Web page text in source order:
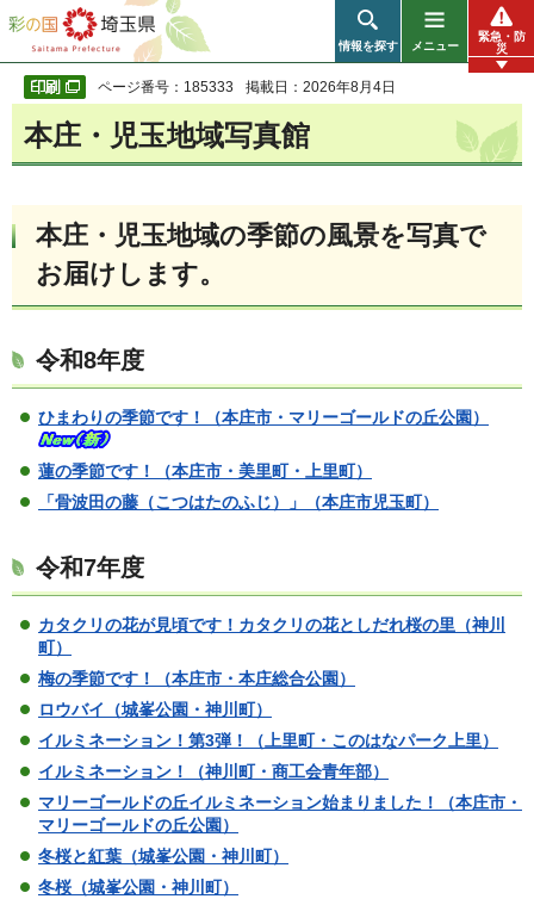
彩の国 埼玉県
情報を探す メニュー
緊急・防
災
ページ番号：185333 掲載日：2026年8月4日
本庄・児玉地域写真館
本庄・児玉地域の季節の風景を写真で
お届けします。
令和8年度
ひまわりの季節です！（本庄市・マリーゴールドの丘公園）
蓮の季節です！（本庄市・美里町・上里町）
「骨波田の藤（こつはたのふじ）」（本庄市児玉町）
令和7年度
カタクリの花が見頃です！ カタクリの花としだれ桜の里（神川
町）
梅の季節です！（本庄市・本庄総合公園）
ロウバイ（城峯公園・神川町）
イルミネーション！第3弾！（上里町・このはなパーク上里）
イルミネーション！（神川町・商工会青年部）
マリーゴールドの丘イルミネーション始まりました！（本庄市・
マリーゴールドの丘公園）
冬桜と紅葉（城峯公園・神川町）
冬桜（城峯公園・神川町）